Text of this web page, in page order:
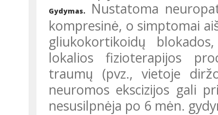
Gydymas.
Nustatoma
kompresinė, o simptomai
gliukokortikoidų
lokalios fizioterapijos
traumų (pvz., vietoje
neuromos ekscizijos gali
nesusilpnėja po 6 mėn.